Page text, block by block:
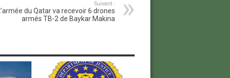
Suivant :
L’armée du Qatar va recevoir 6 drones
armés TB-2 de Baykar Makina